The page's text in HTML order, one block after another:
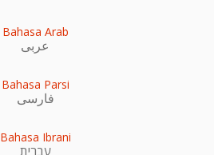
Bahasa Arab
عربى
Bahasa Parsi
فارسی
Bahasa Ibrani
עִברִית